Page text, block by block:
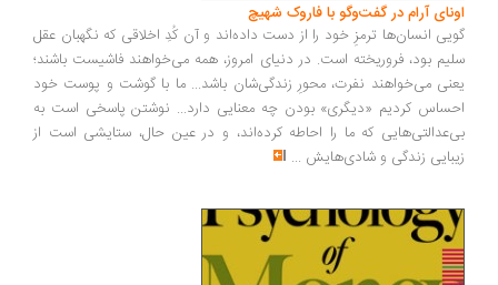
آرام در گفت‌وگو با فاروک شهیچ‭
انسان‌ها ترمزِ خود را از دست داده‌اند و آن کُدِ اخلاقی که نگهبان عقل
بود، فروریخته است. در دنیای امروز، همه می‌خواهند فاشیست باشند؛
می‌خواهند نفرت، محورِ زندگی‌شان باشد... ما با گوشت و پوست خود
کردیم «دیگری» بودن چه معنایی دارد... نوشتن پاسخی است به
که ما را احاطه کرده‌اند، و در عین حال، ستایشی است از
زندگی و شادی‌هایش...